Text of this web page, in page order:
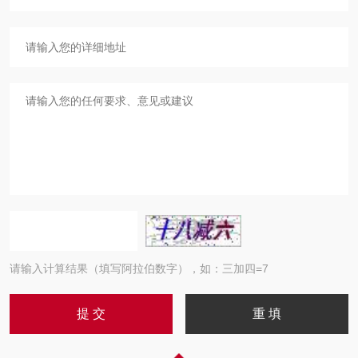
请输入计算结果（填写阿拉伯数字），如：三加四=7